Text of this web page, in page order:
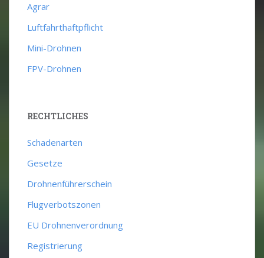
Agrar
Luftfahrthaftpflicht
Mini-Drohnen
FPV-Drohnen
RECHTLICHES
Schadenarten
Gesetze
Drohnenführerschein
Flugverbotszonen
EU Drohnenverordnung
Registrierung